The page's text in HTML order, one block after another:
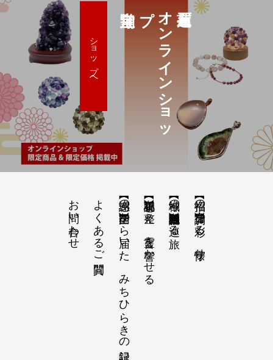
オ
ン
ラ
イ
ン
シ
ョ
ッ
プ
ショップへ
【招福の調律】日々を彩る、懐守り
【神域の系譜】神社仏閣・自然を巡る旅
【祝詞集】心を整え、言霊を響かせる
【感謝の声】全国から届いた、みちひらきの記録
よくあるご質問
お問い合わせ